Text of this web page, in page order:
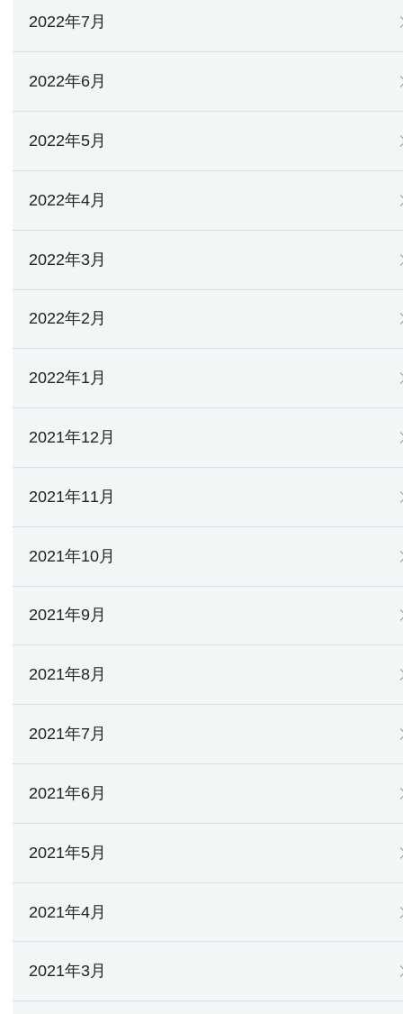
2022年7月
2022年6月
2022年5月
2022年4月
2022年3月
2022年2月
2022年1月
2021年12月
2021年11月
2021年10月
2021年9月
2021年8月
2021年7月
2021年6月
2021年5月
2021年4月
2021年3月